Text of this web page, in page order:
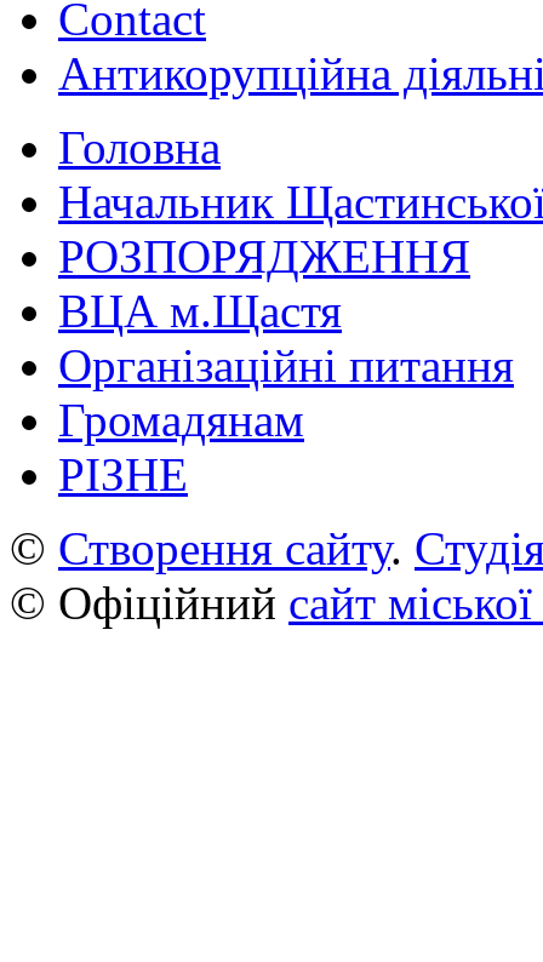
Contact
Антикорупційна
Головна
Начальник
РОЗПОРЯДЖЕННЯ
ВЦА м.Щастя
Організаційні питання
Громадянам
РІЗНЕ
© Створення сайту.
© Офіційний сайт